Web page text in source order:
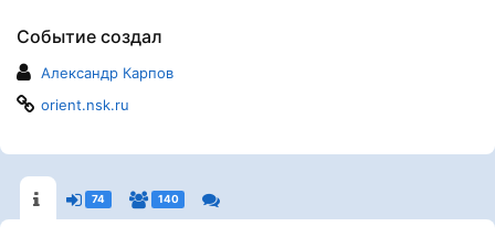
Событие создал
Александр Карпов
orient.nsk.ru
74 140